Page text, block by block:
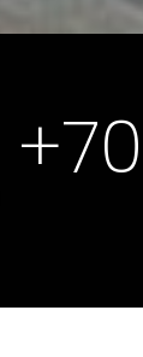
+70